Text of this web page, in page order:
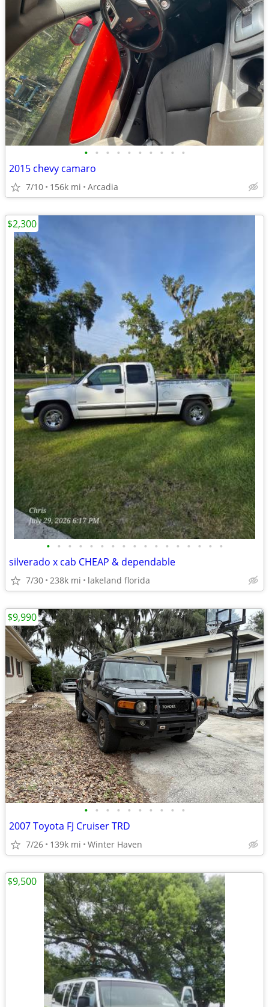
• • • • • • • • • •
2015 chevy camaro
7/10 156k mi Arcadia
• • • • • • • • • • • • • • • • •
silverado x cab CHEAP & dependable
7/30 238k mi lakeland florida
$2,300
• • • • • • • • • •
2007 Toyota FJ Cruiser TRD
7/26 139k mi Winter Haven
$9,990
$9,500